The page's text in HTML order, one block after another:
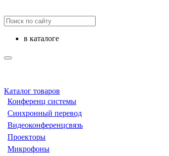
в каталоге
Каталог товаров
Конференц системы
Синхронный перевод
Видеоконференцсвязь
Проекторы
Микрофоны